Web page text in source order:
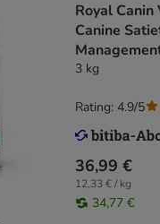
Royal Canin
Canine
3 kg
36,99 €
12,33 € / kg
34,77 €
Rating: 4.9/5